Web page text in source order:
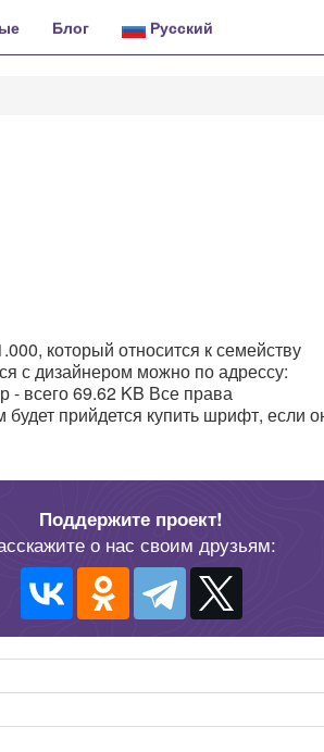
Блог Русский
который относится к семейству
с дизайнером можно по адрессу:
- всего 69.62 KB Все права
прийдется купить шрифт, если
Поддержите проект!
о нас своим друзьям: